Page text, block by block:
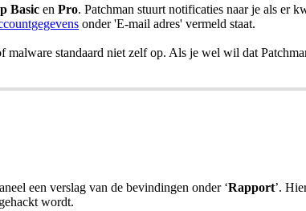
Basic en Pro. Patchman stuurt notificaties naar je als er
onder 'E-mail adres' vermeld staat.
malware standaard niet zelf op. Als je wel wil dat
een verslag van de bevindingen onder ‘Rapport’.
wordt.